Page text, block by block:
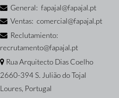
General: fapajal@fapajal.pt
Ventas: comercial@fapajal.pt
Reclutamiento:
recrutamento@fapajal.pt
Rua Arquitecto Dias Coelho
2660-394 S. Julião do Tojal
Loures, Portugal